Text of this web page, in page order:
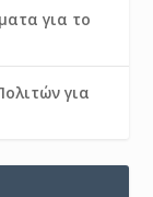
για το
για